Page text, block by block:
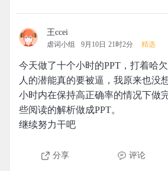
王ccei
虐词小组 9月10日 21时2分 精选
今天做了十个小时的PPT，打着哈欠
人的潜能真的要被逼，我原来也没
小时内在保持高正确率的情况下做
些阅读的解析做成PPT。
继续努力干吧
分享 评论